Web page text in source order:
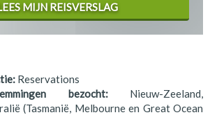
Reservations
bezocht:Nieuw-Zeeland,
(Tasmanië, Melbourne en Great Ocean
MIJN REISVERSLAG